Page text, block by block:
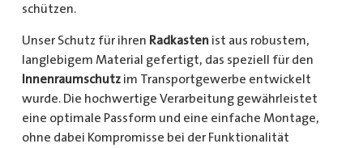
schützen.
Unser Schutz für ihren Radkastenist aus robustem,
langlebigem Material gefertigt, das speziell für den
Innenraumschutzim Transportgewerbe entwickelt
wurde. Die hochwertige Verarbeitung gewährleistet
eine optimale Passform und eine einfache Montage,
ohne dabei Kompromisse bei der Funktionalität